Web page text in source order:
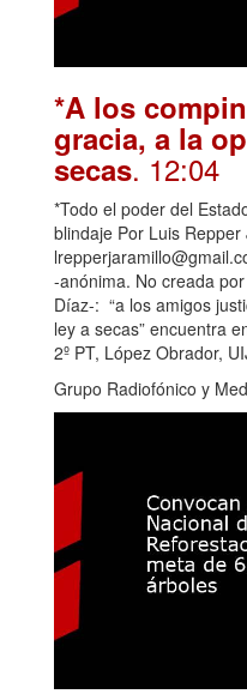
*A los
gracia, a la
secas. 12:04
*Todo el poder del
blindaje Por Luis Repper
-anónima. No creada
Díaz-: “a los amigos
ley a secas” encuentra
2º PT, López Obrador,
Grupo Radiofónico y